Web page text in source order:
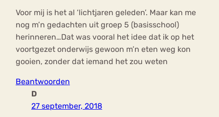
Voor mij is het al ‘lichtjaren geleden’. Maar kan me
nog m’n gedachten uit groep 5 (basisschool)
herinneren…Dat was vooral het idee dat ik op het
voortgezet onderwijs gewoon m’n eten weg kon
gooien, zonder dat iemand het zou weten
Beantwoorden
D
27 september, 2018